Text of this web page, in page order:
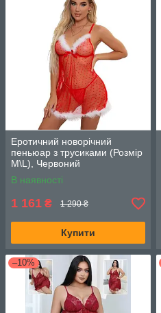
Еротичний новорічний
пеньюар з трусиками (Розмір
M\L), Червоний
В наявності
1 161 ₴ 1 290 ₴
Купити
–10%